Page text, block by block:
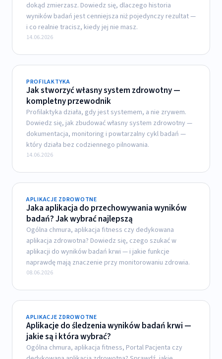
dokąd zmierzasz. Dowiedz się, dlaczego historia
wyników badań jest cenniejsza niż pojedynczy rezultat —
i co realnie tracisz, kiedy jej nie masz.
14.06.2026
PROFILAKTYKA
Jak stworzyć własny system zdrowotny —
kompletny przewodnik
Profilaktyka działa, gdy jest systemem, a nie zrywem.
Dowiedz się, jak zbudować własny system zdrowotny —
dokumentacja, monitoring i powtarzalny cykl badań —
który działa bez codziennego pilnowania.
14.06.2026
APLIKACJE ZDROWOTNE
Jaka aplikacja do przechowywania wyników
badań? Jak wybrać najlepszą
Ogólna chmura, aplikacja fitness czy dedykowana
aplikacja zdrowotna? Dowiedz się, czego szukać w
aplikacji do wyników badań krwi — i jakie funkcje
naprawdę mają znaczenie przy monitorowaniu zdrowia.
08.06.2026
APLIKACJE ZDROWOTNE
Aplikacje do śledzenia wyników badań krwi —
jakie są i która wybrać?
Ogólna chmura, aplikacja fitness, Portal Pacjenta czy